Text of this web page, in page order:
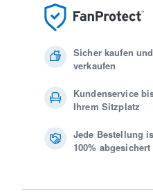
Sicher kaufen und
verkaufen
Kundenservice
Ihrem Sitzplatz
Jede Bestellung
100% abgesichert